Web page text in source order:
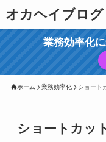
オカヘイブログ
業務効率化
ホーム 業務効率化 ショート
ショートカッ